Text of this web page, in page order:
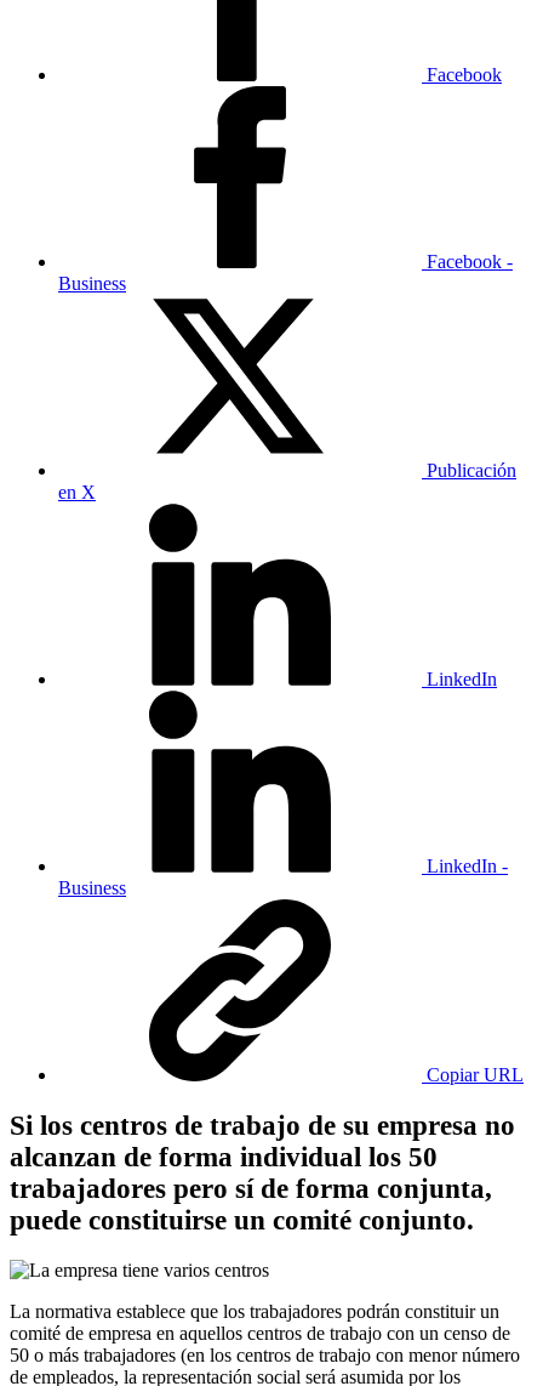
Facebook
Facebook -
Business
Publicación
en X
LinkedIn
LinkedIn -
Business
Copiar URL
Si los centros de trabajo de su empresa no
alcanzan de forma individual los 50
trabajadores pero sí de forma conjunta,
puede constituirse un comité conjunto.
La normativa establece que los trabajadores podrán constituir un
comité de empresa en aquellos centros de trabajo con un censo de
50 o más trabajadores (en los centros de trabajo con menor número
de empleados, la representación social será asumida por los